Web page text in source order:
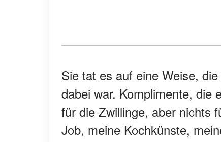
Sie tat es auf eine Weise,
dabei war. Komplimente, die
für die Zwillinge, aber nichts
Job, meine Kochkünste,